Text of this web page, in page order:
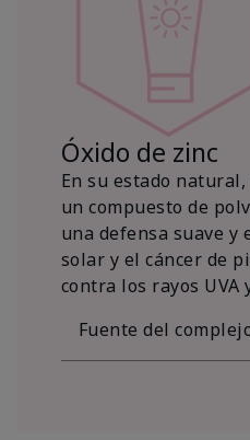
Óxido de zinc
En su estado
un compuesto de
una defensa suave y
solar y el cáncer de
contra los rayos UVA
Fuente del